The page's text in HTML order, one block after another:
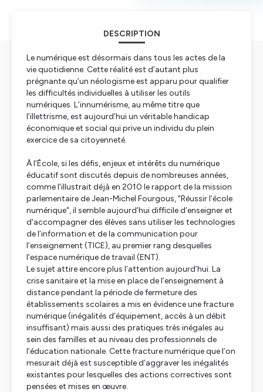
DESCRIPTION
Le numérique est désormais dans tous les actes de la
vie quotidienne. Cette réalité est d’autant plus
prégnante qu’un néologisme est apparu pour qualifier
les difficultés individuelles à utiliser les outils
numériques. L’innumérisme, au même titre que
l’illettrisme, est aujourd’hui un véritable handicap
économique et social qui prive un individu du plein
exercice de sa citoyenneté.
À l’École, si les défis, enjeux et intérêts du numérique
éducatif sont discutés depuis de nombreuses années,
comme l'illustrait déjà en 2010 le rapport de la mission
parlementaire de Jean-Michel Fourgous, "Réussir l’école
numérique", il semble aujourd’hui difficile d’enseigner et
d'accompagner des élèves sans utiliser les technologies
de l’information et de la communication pour
l’enseignement (TICE), au premier rang desquelles
l’espace numérique de travail (ENT).
Le sujet attire encore plus l’attention aujourd’hui. La
crise sanitaire et la mise en place de l’enseignement à
distance pendant la période de fermeture des
établissements scolaires a mis en évidence une fracture
numérique (inégalités d’équipement, accès à un débit
insuffisant) mais aussi des pratiques très inégales au
sein des familles et au niveau des professionnels de
l’éducation nationale. Cette fracture numérique que l’on
mesurait déjà est susceptible d’aggraver les inégalités
existantes pour lesquelles des actions correctives sont
pensées et mises en œuvre.